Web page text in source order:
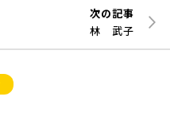
次の記事
林 武子